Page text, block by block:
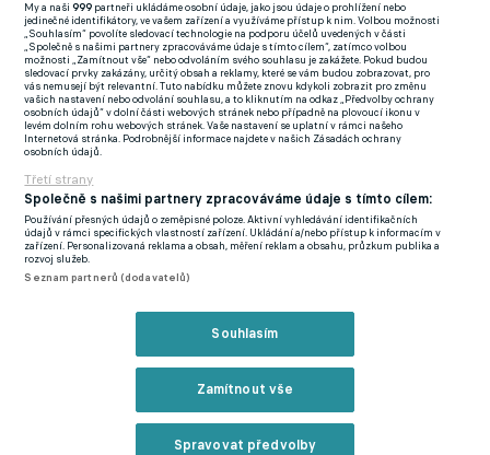
FlashFutbal (SK)
Tenisportal.cz
Tenisové zprávy
na Livesportu
Podmínky užití
Zásady ochrany osobních údajů
GDPR a žurnalistika
My a naši999 partneři ukládáme osobní údaje, jako jsou údaje o prohlížení nebo
jedinečné identifikátory, ve vašem zařízení a využíváme přístup k nim. Volbou možnosti
„Souhlasím“ povolíte sledovací technologie na podporu účelů uvedených v části
„Společně s našimi partnery zpracováváme údaje s tímto cílem“, zatímco volbou
možnosti „Zamítnout vše“ nebo odvoláním svého souhlasu je zakážete. Pokud budou
sledovací prvky zakázány, určitý obsah a reklamy, které se vám budou zobrazovat, pro
vás nemusejí být relevantní. Tuto nabídku můžete znovu kdykoli zobrazit pro změnu
vašich nastavení nebo odvolání souhlasu, a to kliknutím na odkaz „Předvolby ochrany
osobních údajů“ v dolní části webových stránek nebo případně na plovoucí ikonu v
levém dolním rohu webových stránek. Vaše nastavení se uplatní v rámci našeho
Internetová stránka. Podrobnější informace najdete v našich Zásadách ochrany
osobních údajů.
Třetí strany
Společně s našimi partnery zpracováváme údaje s tímto cílem:
Používání přesných údajů o zeměpisné poloze. Aktivní vyhledávání identifikačních
údajů v rámci specifických vlastností zařízení. Ukládání a/nebo přístup k informacím v
zařízení. Personalizovaná reklama a obsah, měření reklam a obsahu, průzkum publika a
rozvoj služeb.
Seznam partnerů (dodavatelů)
Souhlasím
Zamítnout vše
Spravovat předvolby